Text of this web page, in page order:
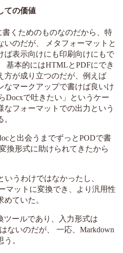
ての価値
くためのものなのだから、特
いのだが、 メタフォーマットと
ば表示向けにも印刷向けにもで
基本的にはHTMLとPDFにでき
方が成り立つのだが、例えば
なマークアップで書けば良いけ
Docxで吐きたい」というケー
なフォーマットでの出力という
と出会うまでずっとPODで書
換形式に助けられてきたから
うわけではなかったし、
マットに変換でき、より汎用性
ていた。
ツールであり、入力形式は
ないのだが、 一応、Markdown
。